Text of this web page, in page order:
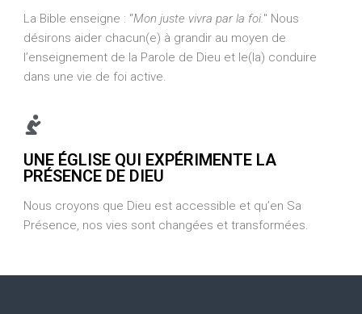
La Bible enseigne : "Mon juste vivra par la foi." Nous
désirons aider chacun(e) à grandir au moyen de
l’enseignement de la Parole de Dieu et le(la) conduire
dans une vie de foi active.
UNE ÉGLISE QUI EXPÉRIMENTE LA
PRÉSENCE DE DIEU
Nous croyons que Dieu est accessible et qu’en Sa
Présence, nos vies sont changées et transformées.